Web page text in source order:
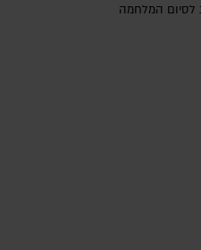
לסיום המלחמה